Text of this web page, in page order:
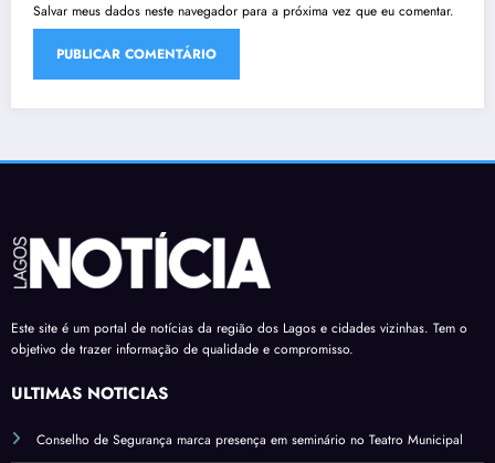
Salvar meus dados neste navegador para a próxima vez que eu comentar.
Este site é um portal de notícias da região dos Lagos e cidades vizinhas. Tem o
objetivo de trazer informação de qualidade e compromisso.
ÚLTIMAS NOTÍCIAS
Conselho de Segurança marca presença em seminário no Teatro Municipal